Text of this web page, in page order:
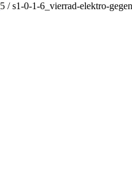
5 / s1-0-1-6_vierrad-elektro-